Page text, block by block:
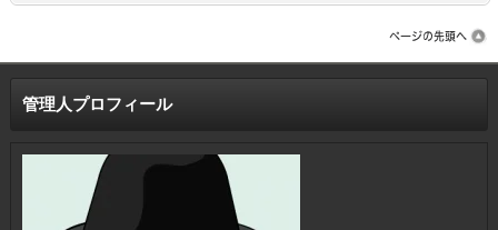
管理人プロフィール